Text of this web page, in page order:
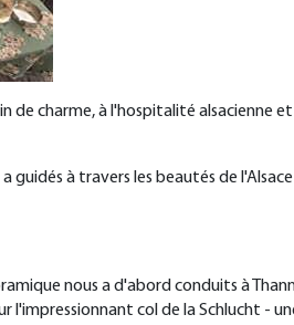
de charme, à l'hospitalité alsacienne et
à travers les beautés de l'Alsace
nous a d'abord conduits à
l'impressionnant col de la Schlucht -